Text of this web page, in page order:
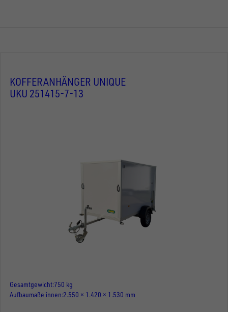
KOFFERANHÄNGER UNIQUE
UKU 251415-7-13
Gesamtgewicht 750 kg
Aufbaumaße innen 2.550 × 1.420 × 1.530 mm